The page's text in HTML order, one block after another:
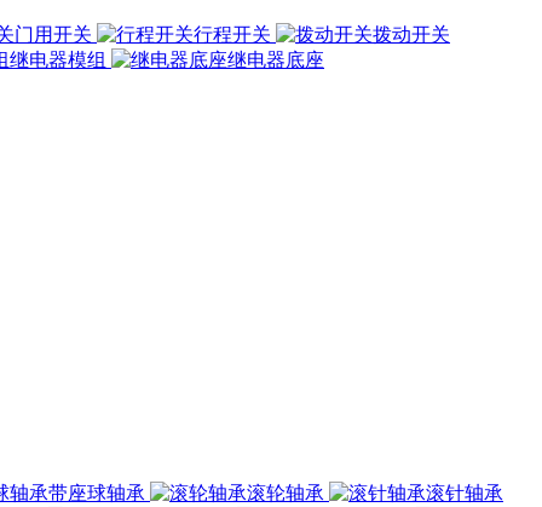
门用开关 行程开关
拨动开关
继电器模组 继电器底座
带座球轴承 滚轮轴承
滚针轴承